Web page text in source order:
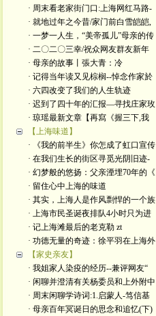
· 周末看老家街门口:上海网红马路-
· 就地过年之今昔/家门前白雪皑皑,
· 一梦一人生，“美帝孤儿”母亲的传
· 二〇二〇三幸/祝众网友群友新年
· 母亲的故事丨張大青：​冷
· 记得当年读又见棕榈--悼念作家於
· 六四改变了我们的人生轨迹
· 迟到了四十年的汇报—寻找庄家玫
· 琼瑶最新文章【再寫《握三下,我
【上海味道】
· 《我的前半生》你怎成了虹口宣传
· 在我们生长的街区寻觅光阴旧迹-
· 幻梦般的悠扬：父亲湮埋70年的《
· 留住心中上海的味道
· 其实，上海人是作风剽悍的一个族
· 上海市民圣诞夜排队4小时只为进
· 记上海滩最后的老克勒 zt
· 功德无量的奇迹：徐平羽在上海外
【家史亲友】
· 我姐家人染疫的经历--兼评网友“
· 闲聊并澄清有关杨委员和上外附中
· 周末闲聊学诗词:1.启蒙人-笃信基
· 母亲百年冥诞日的思念和追忆(下)